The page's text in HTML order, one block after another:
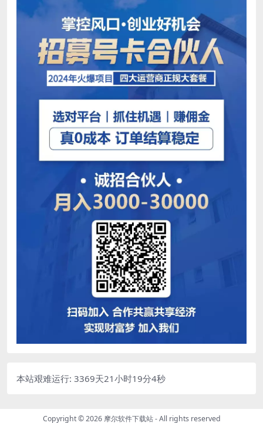
本站艰难运行: 3369天21小时19分4秒
Copyright © 2026 摩尔软件下载站- All rights reserved